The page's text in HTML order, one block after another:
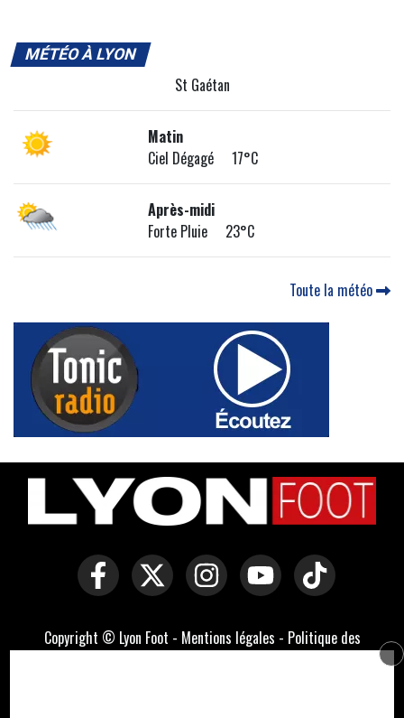
MÉTÉO À LYON
St Gaétan
Matin
Ciel Dégagé 17°C
Après-midi
Forte Pluie 23°C
Toute la météo
Copyright © Lyon Foot - Mentions légales - Politique des